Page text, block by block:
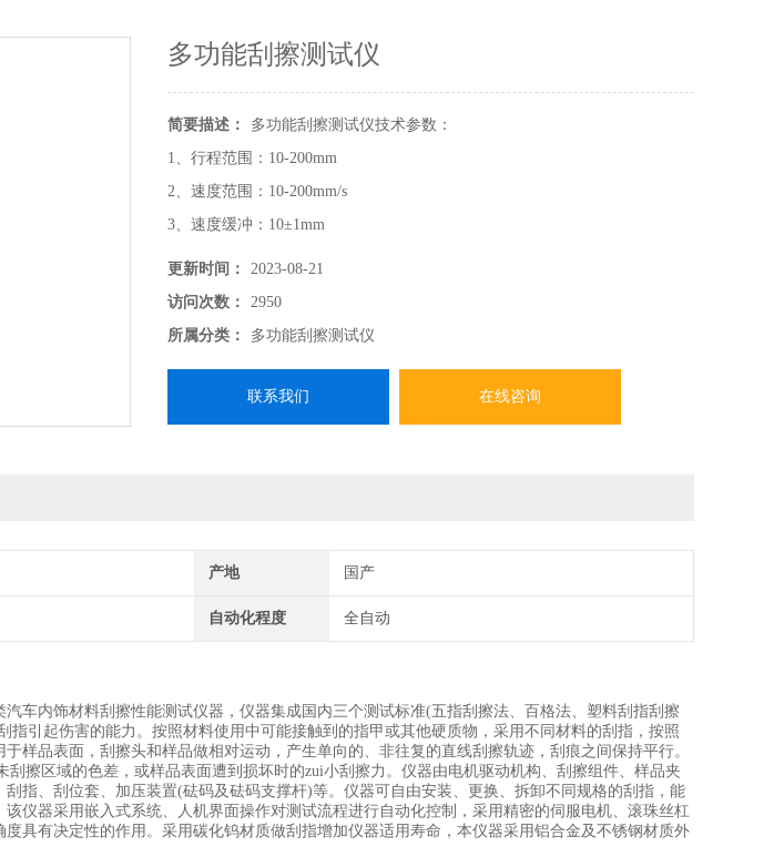
多功能刮擦测试仪
简要描述：
多功能刮擦测试仪技术参数：
1、行程范围：10-200mm
2、速度范围：10-200mm/s
3、速度缓冲：10±1mm
4、金属刮擦头直径：0.5mm、0.75mm、1mm（Erichsen318）、3mm、5mm、
7mm
5、金属刮擦头材质：碳化钨使用碳化钨作为刮擦指，精确检测受非常规定义
更新时间：
2023-08-21
访问次数：
2950
所属分类：
多功能刮擦测试仪
联系我们 在线咨询
产地 国产
自动化程度 全自动
内饰材料刮擦性能测试仪器，仪器集成国内三个测试标准(五指刮擦法、百格法、塑料刮指刮擦
指引起伤害的能力。按照材料使用中可能接触到的指甲或其他硬质物，采用不同材料的刮指，按照
样品表面，刮擦头和样品做相对运动，产生单向的、非往复的直线刮擦轨迹，刮痕之间保持平行。
擦区域的色差，或样品表面遭到损坏时的zui小刮擦力。仪器由电机驱动机构、刮擦组件、样品夹
指、刮位套、加压装置(砝码及砝码支撑杆)等。仪器可自由安装、更换、拆卸不同规格的刮指，能
仪器采用嵌入式系统、人机界面操作对测试流程进行自动化控制，采用精密的伺服电机、滚珠丝杠
具有决定性的作用。采用碳化钨材质做刮指增加仪器适用寿命，本仪器采用铝合金及不锈钢材质外